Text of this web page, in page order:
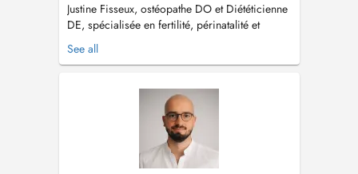
Justine Fisseux, ostéopathe DO et Diététicienne
DE, spécialisée en fertilité, périnatalité et
techniques douces en ostéopathie. Durant les
congés d'été (24.08 au 10.09.26): Melissa De
consultation :-) Paiement uniquement: espèces,
payconic ou Satispay...
See all